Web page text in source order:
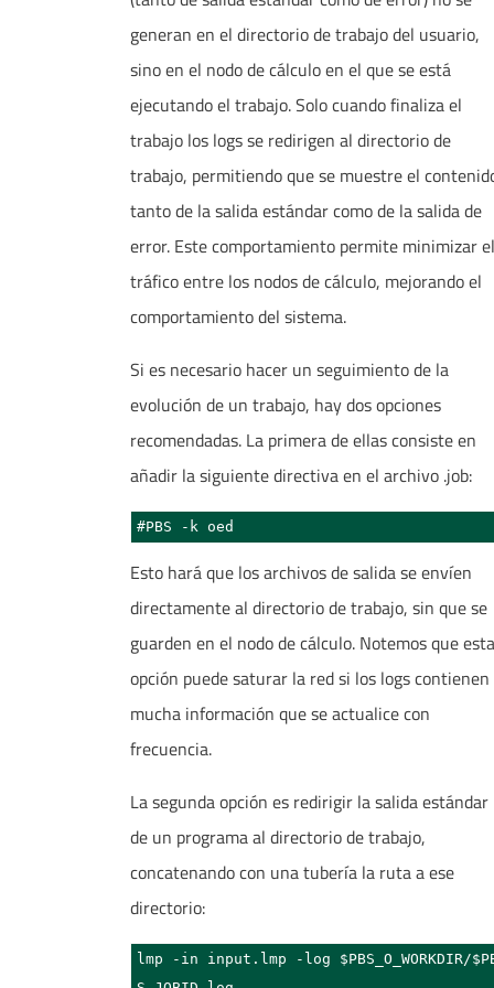
generan en el directorio de trabajo del usuario,
sino en el nodo de cálculo en el que se está
ejecutando el trabajo. Solo cuando finaliza el
trabajo los logs se redirigen al directorio de
trabajo, permitiendo que se muestre el
tanto de la salida estándar como de la salida de
error. Este comportamiento permite minimizar el
tráfico entre los nodos de cálculo, mejorando el
comportamiento del sistema.
Si es necesario hacer un seguimiento de la
evolución de un trabajo, hay dos opciones
recomendadas. La primera de ellas consiste en
añadir la siguiente directiva en el archivo .job:
#PBS -k oed
Esto hará que los archivos de salida se envíen
directamente al directorio de trabajo, sin que se
guarden en el nodo de cálculo. Notemos que esta
opción puede saturar la red si los logs contienen
mucha información que se actualice con
frecuencia.
La segunda opción es redirigir la salida estándar
de un programa al directorio de trabajo,
concatenando con una tubería la ruta a ese
directorio:
lmp -in input.lmp -log $PBS_O_WORKDIR/